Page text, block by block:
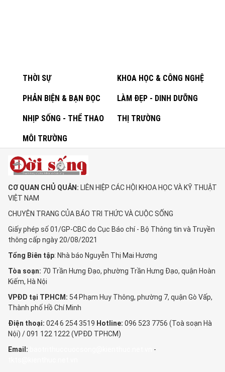
THỜI SỰ KHOA HỌC & CÔNG NGHỆ
PHẢN BIỆN & BẠN ĐỌC LÀM ĐẸP - DINH DƯỠNG
NHỊP SỐNG - THỂ THAO THỊ TRƯỜNG
MÔI TRƯỜNG
CƠ QUAN CHỦ QUẢN: LIÊN HIỆP CÁC HỘI KHOA HỌC VÀ KỸ THUẬT
VIỆT NAM
CHUYÊN TRANG CỦA BÁO TRI THỨC VÀ CUỘC SỐNG
Giấy phép số 01/GP-CBC do Cục Báo chí - Bộ Thông tin và Truyền
thông cấp ngày 20/08/2021
Tổng Biên tập: Nhà báo Nguyễn Thị Mai Hương
Tòa soạn: 70 Trần Hưng Đạo, phường Trần Hưng Đạo, quận Hoàn
Kiếm, Hà Nội
VPĐD tại TP.HCM: 54 Phạm Huy Thông, phường 7, quận Gò Vấp,
Thành phố Hồ Chí Minh
Điện thoại: 024 6 254 3519 Hotline: 096 523 7756 (Toà soạn Hà
Nội) / 091 122 1222 (VPĐD TPHCM)
Email:
-